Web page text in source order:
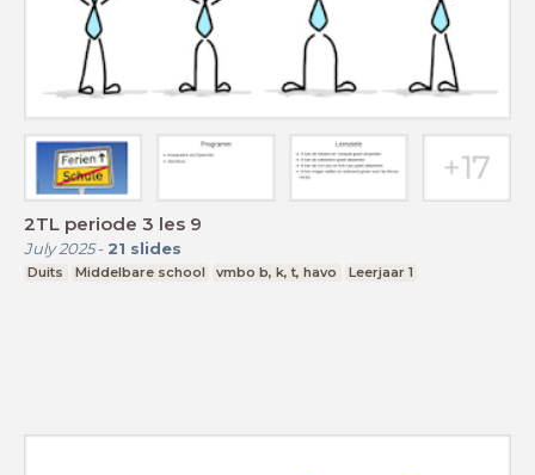
2TL periode 3 les 9
July 2025- 21 slides
Duits Middelbare school vmbo b, k, t, havo Leerjaar 1